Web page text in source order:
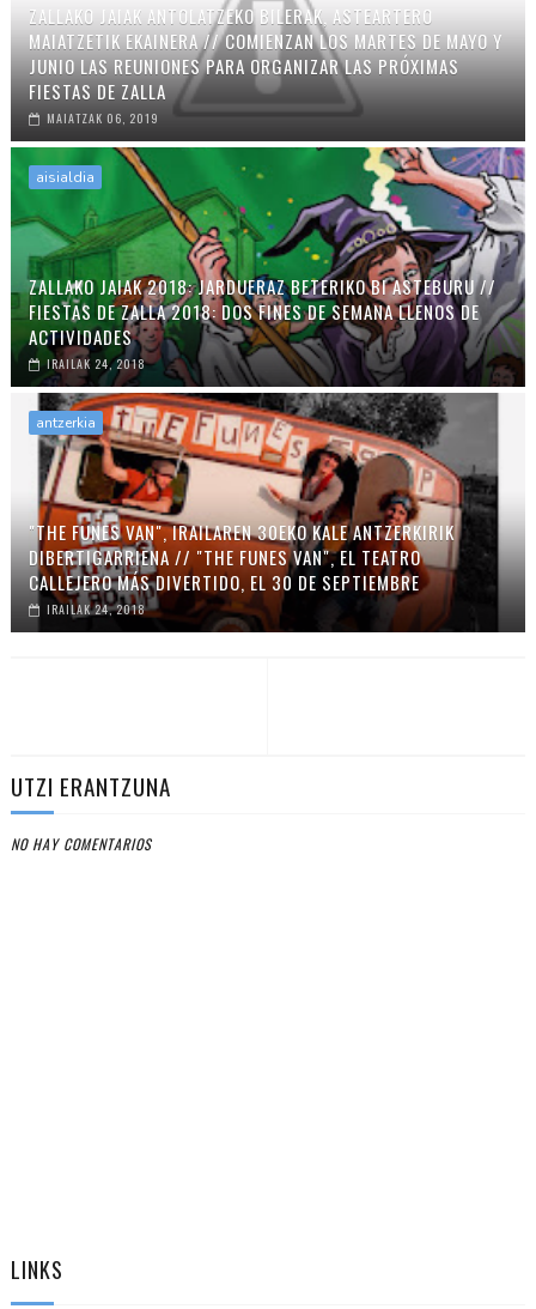
ZALLAKO JAIAK ANTOLATZEKO BILERAK, ASTEARTERO
MAIATZETIK EKAINERA // COMIENZAN LOS MARTES DE MAYO Y
JUNIO LAS REUNIONES PARA ORGANIZAR LAS PRÓXIMAS
FIESTAS DE ZALLA
MAIATZAK 06, 2019
aisialdia
ZALLAKO JAIAK 2018: JARDUERAZ BETERIKO BI ASTEBURU //
FIESTAS DE ZALLA 2018: DOS FINES DE SEMANA LLENOS DE
ACTIVIDADES
IRAILAK 24, 2018
antzerkia
"THE FUNES VAN", IRAILAREN 30EKO KALE ANTZERKIRIK
DIBERTIGARRIENA // "THE FUNES VAN", EL TEATRO
CALLEJERO MÁS DIVERTIDO, EL 30 DE SEPTIEMBRE
IRAILAK 24, 2018
UTZI ERANTZUNA
NO HAY COMENTARIOS
LINKS